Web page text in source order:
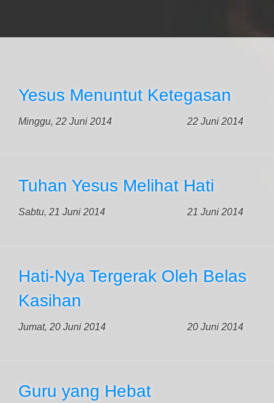
Yesus Menuntut Ketegasan
Minggu, 22 Juni 2014 22 Juni 2014
Tuhan Yesus Melihat Hati
Sabtu, 21 Juni 2014 21 Juni 2014
Hati-Nya Tergerak Oleh Belas
Kasihan
Jumat, 20 Juni 2014 20 Juni 2014
Guru yang Hebat